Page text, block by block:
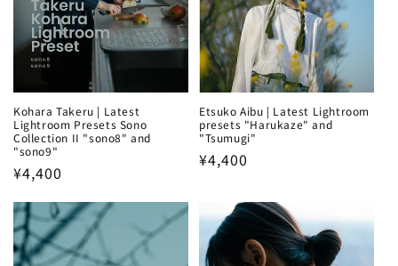
Kohara Takeru | Latest
Lightroom Presets Sono
Collection II "sono8" and
"sono9"
Regular
¥4,400
Etsuko Aibu | Latest Lightroom
presets "Harukaze" and
"Tsumugi"
Regular
¥4,400